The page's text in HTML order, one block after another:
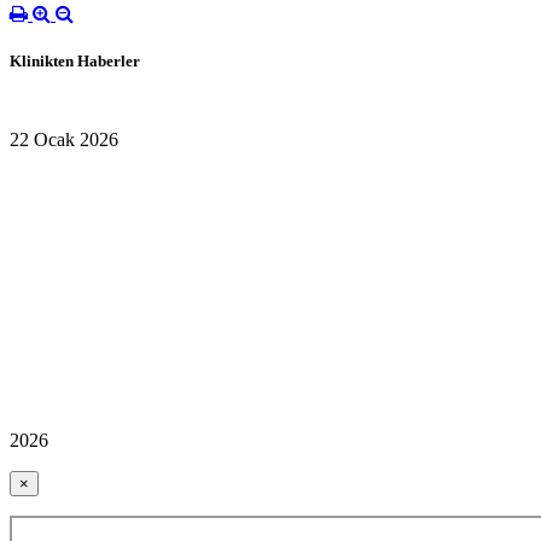
Klinikten Haberler
22 Ocak 2026
2026
×